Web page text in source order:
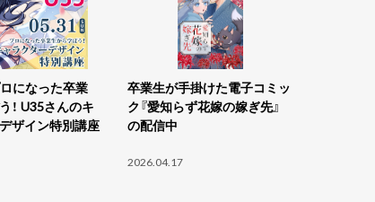
※受付開始／12：30
まれ！ 誰でも簡
ラクターイラス
ロになった卒業
！ U35さんのキ
ザイン特別講座
卒業生が手掛けた電子コミッ
ク『愛知らず花嫁の嫁ぎ先』
の配信中
2026.04.17